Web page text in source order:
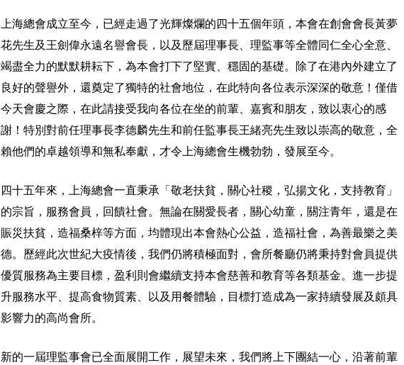
上海總會成立至今，已經走過了光輝燦爛的四十五個年頭，本會在創會會長黃夢
花先生及王劍偉永遠名譽會長，以及歷屆理事長、理監事等全體同仁全心全意、
竭盡全力的默默耕耘下，為本會打下了堅實、穩固的基礎。除了在港內外建立了
良好的聲譽外，還奠定了獨特的社會地位，在此特向各位表示深深的敬意！僅借
今天會慶之際，在此請接受我向各位在坐的前輩、嘉賓和朋友，致以衷心的感
謝！特別對前任理事長李德麟先生和前任監事長王緒亮先生致以崇高的敬意，全
賴他們的卓越領導和無私奉獻，才令上海總會生機勃勃，發展至今。
四十五年來，上海總會一直秉承「敬老扶貧，關心社稷，弘揚文化，支持教育」
的宗旨，服務會員，回饋社會。無論在關愛長者，關心幼童，關注青年，還是在
賑災扶貧，造福桑梓等方面，均體現出本會熱心公益，造福社會，為善最樂之美
德。歷經此次世紀大疫情後，我們仍將積極面對，會所餐廳仍將秉持對會員提供
優質服務為主要目標，盈利則會繼續支持本會慈善和教育等各類基金。進一步提
升服務水平、提高食物質素、以及用餐體驗，目標打造成為一家持續發展及頗具
影響力的高尚會所。
新的一屆理監事會已全面展開工作，展望未來，我們將上下團結一心，沿著前輩